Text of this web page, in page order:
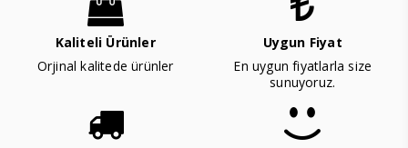
Kaliteli Ürünler
Orjinal kalitede ürünler
Uygun Fiyat
En uygun fiyatlarla size
sunuyoruz.